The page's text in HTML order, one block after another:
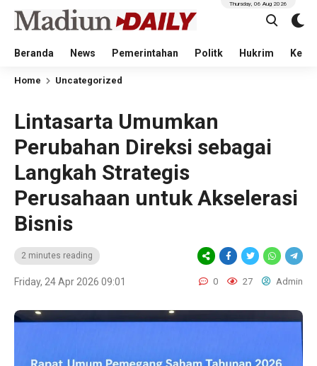
Beranda News Pemerintahan Politk Hukrim
Thursday, 06 Aug 2026
Home Uncategorized
Lintasarta Umumkan
Perubahan Direksi sebagai
Langkah Strategis
Perusahaan untuk Akselerasi
Bisnis
2 minutes reading
Friday, 24 Apr 2026 09:01 0 27 Admin